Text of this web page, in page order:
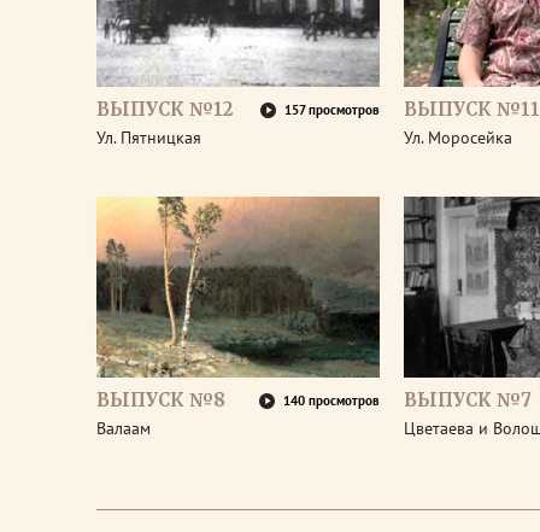
ВЫПУСК №12 157 просмотров
Ул. Пятницкая
ВЫПУСК №11
Ул. Моросейка
ВЫПУСК №8 140 просмотров
Валаам
ВЫПУСК №7
Цветаева и